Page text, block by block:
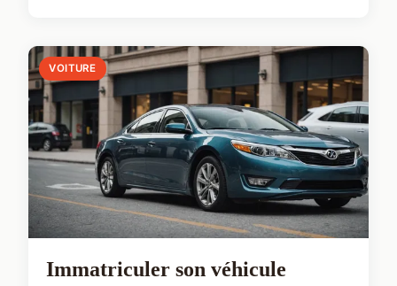
VOITURE
Immatriculer son véhicule